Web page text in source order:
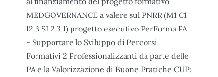
MEDGOVERNANCE a valere sul PNRR (M1 C1
I2.3 SI 2.3.1) progetto esecutivo PerForma PA
- Supportare lo Sviluppo di Percorsi
Formativi 2 Professionalizzanti da parte delle
PA e la Valorizzazione di Buone Pratiche CUP: